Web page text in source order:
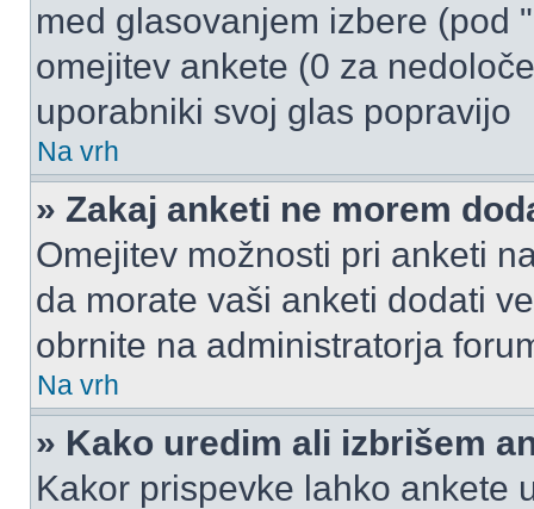
med glasovanjem izbere (pod
omejitev ankete (0 za
uporabniki svoj glas popravijo
Na vrh
» Zakaj anketi ne morem
Omejitev možnosti pri anketi
da morate vaši anketi dodati
obrnite na administratorja
Na vrh
» Kako uredim ali izbrišem
Kakor prispevke lahko ankete